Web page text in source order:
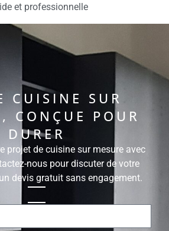
et professionnelle
CUISINE SUR
CONÇUE POUR
DURER
projet de cuisine sur mesure avec
nous pour discuter de votre
devis gratuit sans engagement.